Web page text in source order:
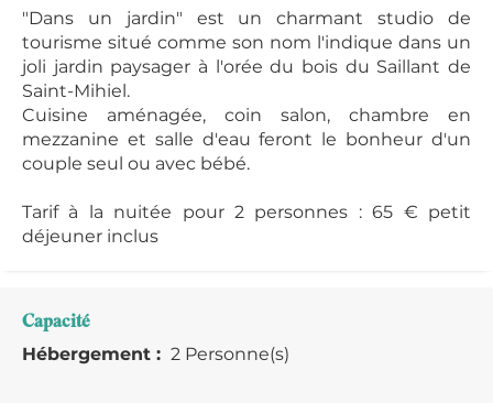
"Dans un jardin" est un charmant studio de
tourisme situé comme son nom l'indique dans un
joli jardin paysager à l'orée du bois du Saillant de
Saint-Mihiel.
Cuisine aménagée, coin salon, chambre en
mezzanine et salle d'eau feront le bonheur d'un
couple seul ou avec bébé.
Tarif à la nuitée pour 2 personnes : 65 € petit
déjeuner inclus
Capacité
Hébergement : 2 Personne(s)